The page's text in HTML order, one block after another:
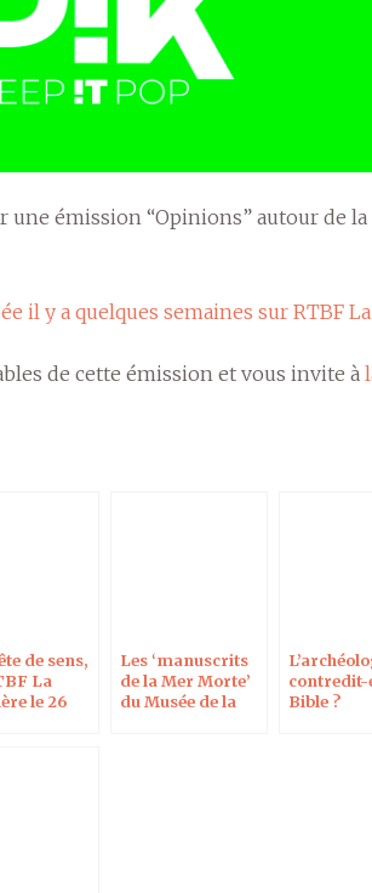
émission “Opinions” autour de la
il y a quelques semaines sur RTBF
de cette émission et vous invite à
de sens,
La
le 26
Les ‘manuscrits
de la Mer Morte’
du Musée de la
contredit-
Bible ?